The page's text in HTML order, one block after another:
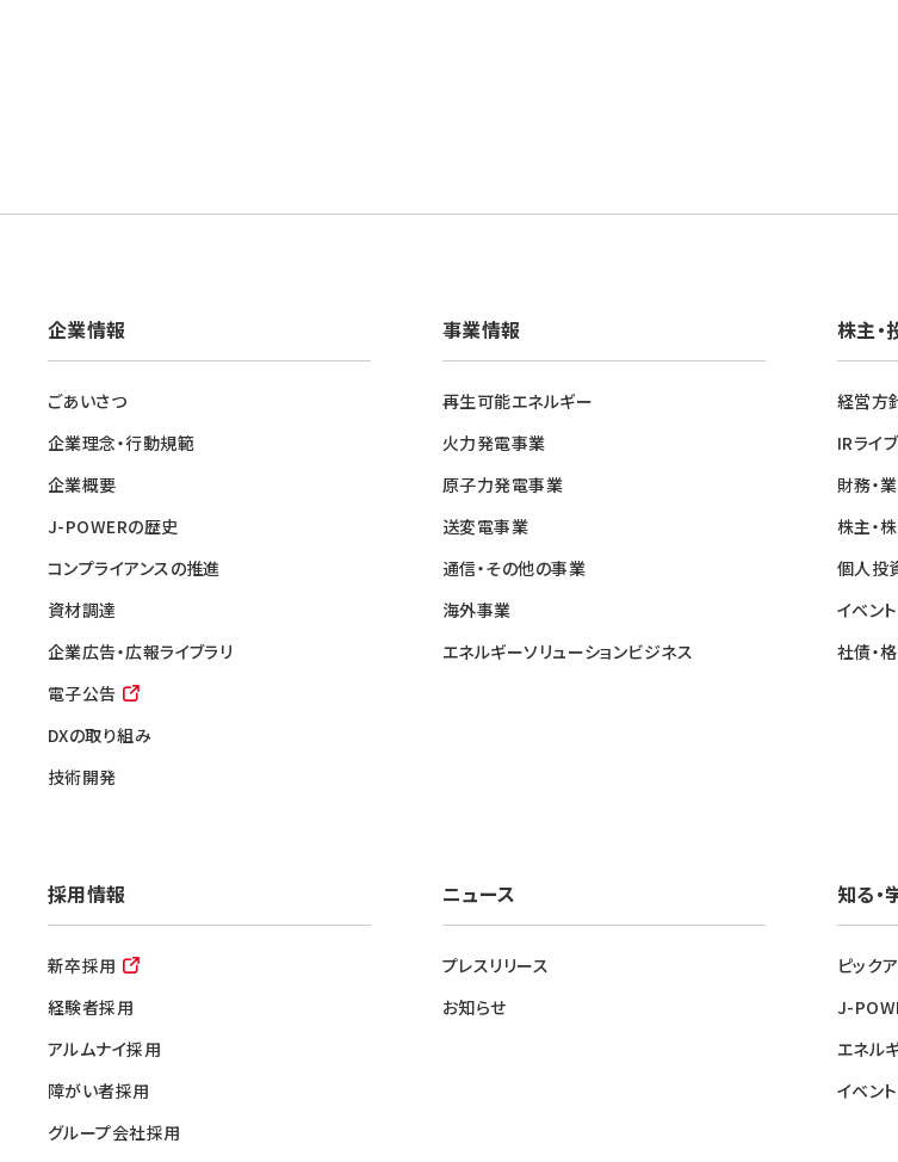
企業情報
ごあいさつ
企業理念・行動規範
企業概要
J-POWERの歴史
コンプライアンスの推進
資材調達
企業広告・広報ライブラリ
電子公告
DXの取り組み
技術開発
事業情報
再生可能エネルギー
火力発電事業
原子力発電事業
送変電事業
通信・その他の事業
海外事業
エネルギーソリューションビジネス
株主
経営方
IRライ
財務・
株主・
個人投
イベン
社債・
採用情報
新卒採用
経験者採用
アルムナイ採用
障がい者採用
グループ会社採用
ニュース
プレスリリース
お知らせ
知る・
ピック
J-
エネル
イベン